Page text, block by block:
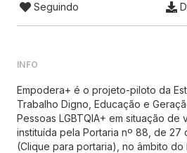
Seguindo
INFO
Empodera+ é o projeto-piloto da
Trabalho Digno, Educação e
Pessoas LGBTQIA+ em situação de
instituída pela Portaria nº 88, de
(Clique para portaria), no âmbito do